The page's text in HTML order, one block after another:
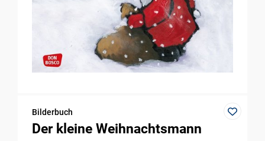
Bilderbuch
Der kleine Weihnachtsmann